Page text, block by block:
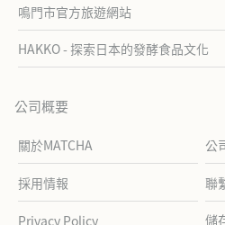
鳴門市官方旅遊網站
HAKKO - 探索日本的發酵食品文化
公司概要
關於MATCHA 公
採用情報 聯
Privacy Policy 儲